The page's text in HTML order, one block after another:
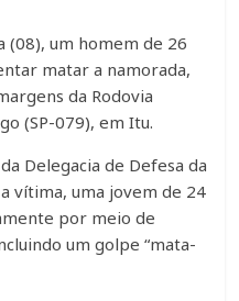
(08), um homem de 26
matar a namorada,
da Rodovia
(SP-079), em Itu.
Delegacia de Defesa da
vítima, uma jovem de 24
por meio de
um golpe “mata-